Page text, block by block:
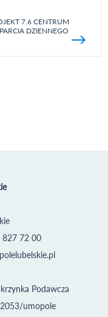
7.6 CENTRUM
DZIENNEGO
827 72 00
Podawcza
umopole